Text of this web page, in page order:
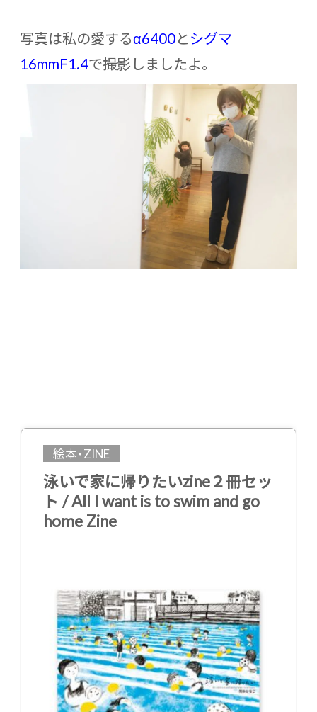
写真は私の愛するα6400とシグマ
16mmF1.4で撮影しましたよ。
絵本・ZINE
泳いで家に帰りたいzine２冊セッ
ト / All I want is to swim and go
home Zine